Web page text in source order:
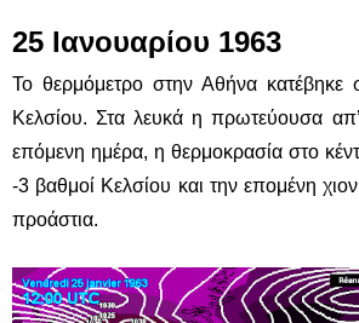
25 Ιανουαρίου 1963
Το θερμόμετρο στην Αθήνα κατέβηκε
Κελσίου. Στα λευκά η πρωτεύουσα
επόμενη ημέρα, η θερμοκρασία στο
-3 βαθμοί Κελσίου και την επομένη
προάστια.